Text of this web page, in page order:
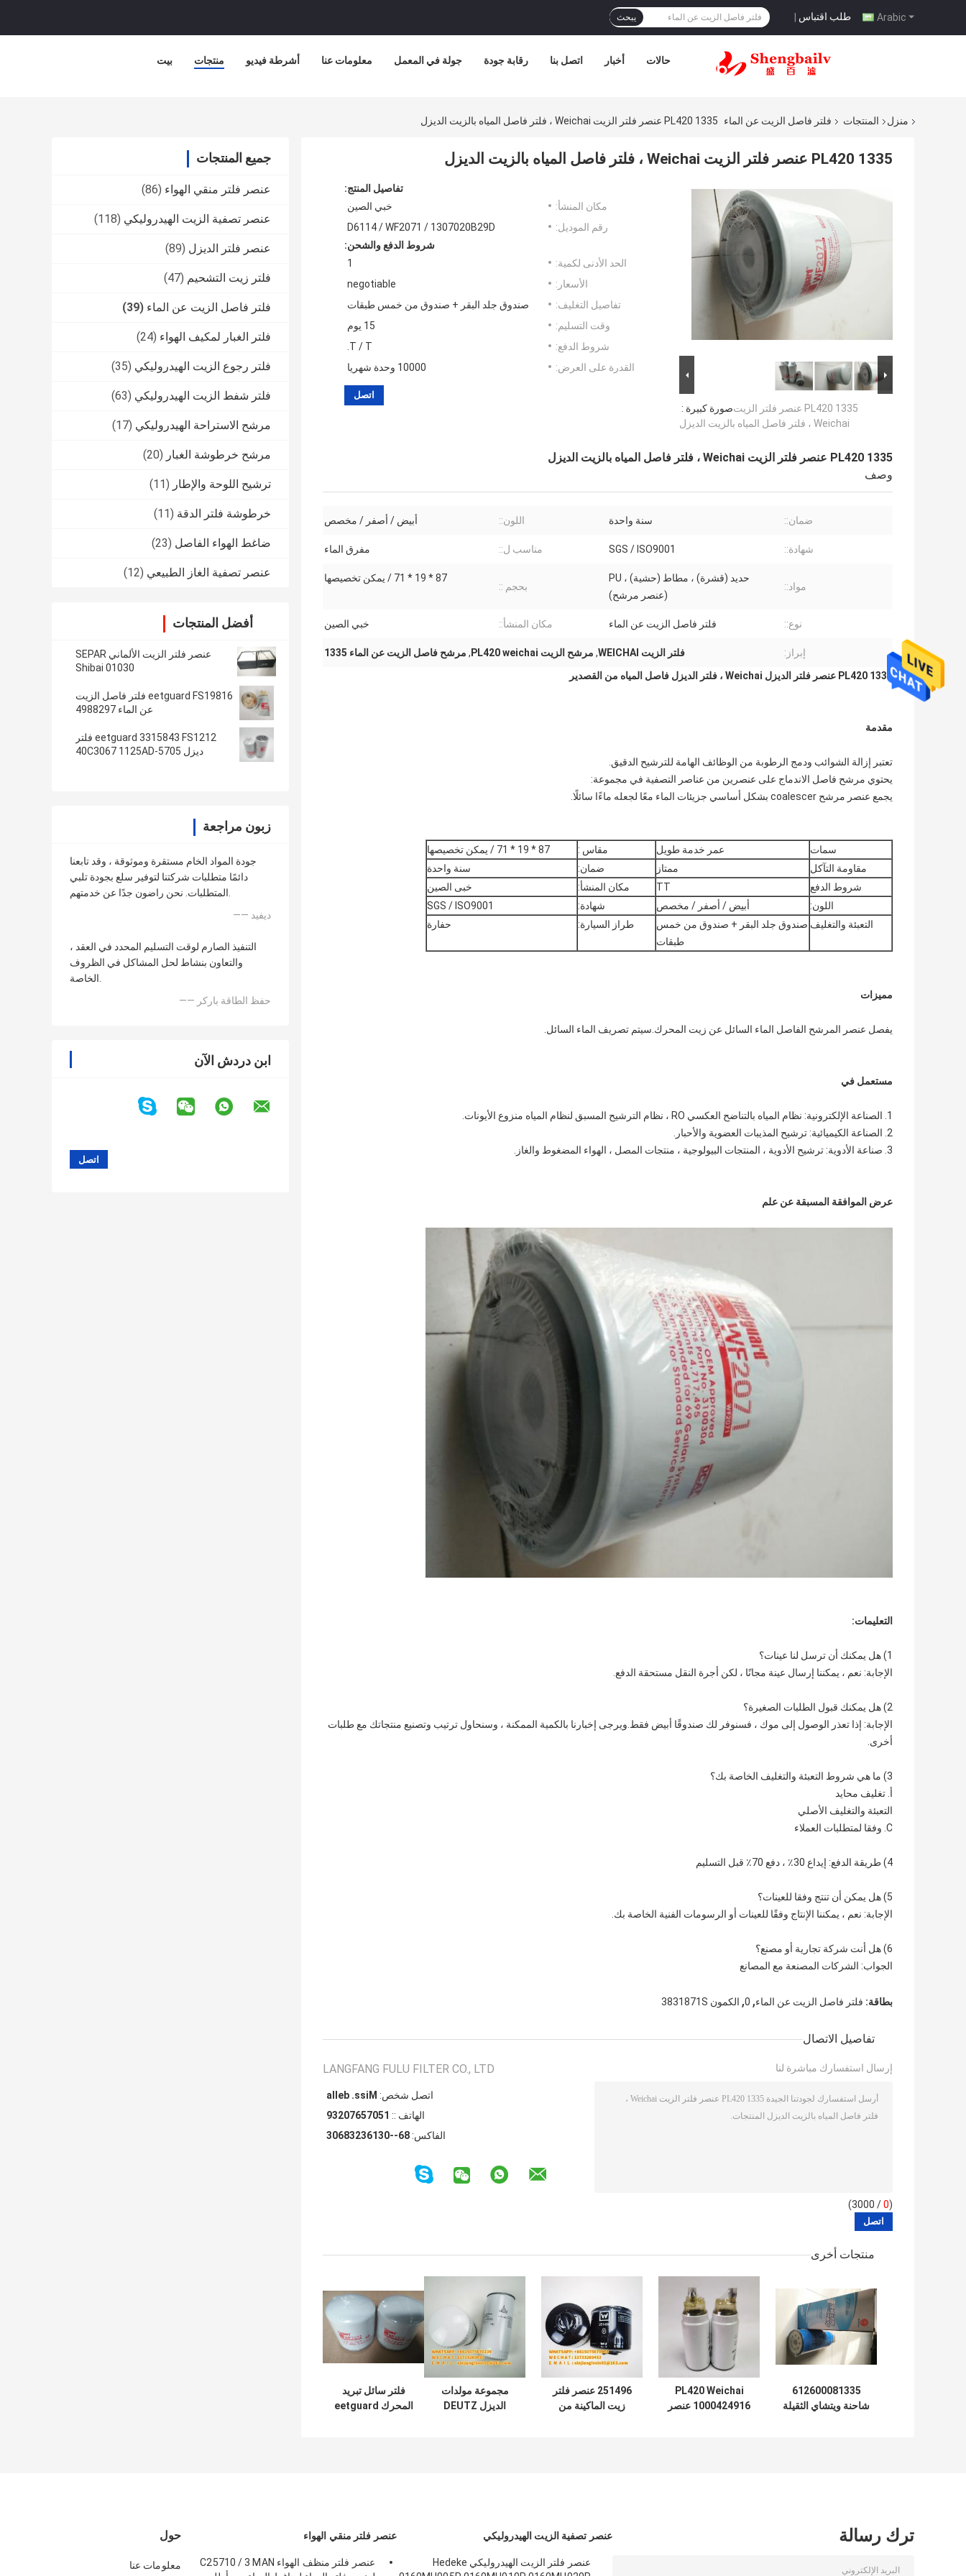
Arabic طلب اقتباس | يبحث
بيت منتجات أشرطة فيديو معلومات عنا جولة في المعمل رقابة جودة اتصل بنا أخبار حالات
منزل المنتجات فلتر فاصل الزيت عن الماء 1335 PL420 عنصر فلتر الزيت Weichai ، فلتر فاصل المياه بالزيت الديزل
جميع المنتجات
عنصر فلتر منقي الهواء (86)
عنصر تصفية الزيت الهيدروليكي (118)
عنصر فلتر الديزل (89)
فلتر زيت التشحيم (47)
فلتر فاصل الزيت عن الماء (39)
فلتر الغبار لمكيف الهواء (24)
فلتر رجوع الزيت الهيدروليكي (35)
فلتر شفط الزيت الهيدروليكي (63)
مرشح الاستراحة الهيدروليكي (17)
مرشح خرطوشة الغبار (20)
ترشيح اللوحة والإطار (11)
خرطوشة فلتر الدقة (11)
ضاغط الهواء الفاصل (23)
عنصر تصفية الغاز الطبيعي (12)
أفضل المنتجات
عنصر فلتر الزيت الألماني SEPAR
Shibai 01030
eetguard FS19816 فلتر فاصل الزيت
عن الماء 4988297
eetguard 3315843 FS1212 فلتر
ديزل 40C3067 1125AD-5705
زبون مراجعة
جودة المواد الخام مستقرة وموثوقة ، وقد تابعنا
دائمًا متطلبات شركتنا لتوفير سلع بجودة تلبي
المتطلبات. نحن راضون جدًا عن خدمتهم.
—— ديفيد
التنفيذ الصارم لوقت التسليم المحدد في العقد ،
والتعاون بنشاط لحل المشاكل في الظروف
الخاصة.
—— حفظ الطاقة باركر
ابن دردش الآن
1335 PL420 عنصر فلتر الزيت Weichai ، فلتر فاصل المياه بالزيت الديزل
صورة كبيرة :1335 PL420 عنصر فلتر الزيت
Weichai ، فلتر فاصل المياه بالزيت الديزل
تفاصيل المنتج:
مكان المنشأ:
خبي الصين
رقم الموديل:
D6114 / WF2071 / 1307020B29D
شروط الدفع والشحن:
الحد الأدنى لكمية:
1
الأسعار:
negotiable
تفاصيل التغليف:
صندوق جلد البقر + صندوق من خمس طبقات
وقت التسليم:
15 يوم
شروط الدفع:
T / T.
القدرة على العرض:
10000 وحدة شهريا
اتصل
1335 PL420 عنصر فلتر الزيت Weichai ، فلتر فاصل المياه بالزيت الديزل
وصف
ضمان:: سنة واحدة اللون:: أبيض / أصفر / مخصص
شهادة:: SGS / ISO9001 مناسب ل:: مفرق الماء
مواد::
حديد (قشرة) ، مطاط (حشية) ، PU
(عنصر مرشح)
بحجم ::
87 * 19 * 71 / يمكن تخصيصها
نوع:: فلتر فاصل الزيت عن الماء مكان المنشأ:: خبي الصين
إبراز: فلتر الزيت WEICHAI , مرشح الزيت PL420 weichai , مرشح فاصل الزيت عن الماء 1335
1335 PL420 عنصر فلتر الديزل Weichai ، فلتر الديزل فاصل المياه من القصدير
مقدمة
تعتبر إزالة الشوائب ودمج الرطوبة من الوظائف الهامة للترشيح الدقيق.
يحتوي مرشح فاصل الاندماج على عنصرين من عناصر التصفية في مجموعة:
يجمع عنصر مرشح coalescer بشكل أساسي جزيئات الماء معًا لجعله ماءًا سائلًا.
سمات عمر خدمة طويل مقاس :
87 * 19 * 71 / يمكن تخصيصها
مقاومة التآكل
ممتاز ضمان:
سنة واحدة
شروط الدفع
TT مكان المنشأ:
خبى الصين
اللون:
أبيض / أصفر / مخصص شهادة:
SGS / ISO9001
التعبئة والتغليف صندوق جلد البقر + صندوق من خمس
طبقات
طراز السيارة: حفارة
مميزات
يفصل عنصر المرشح الفاصل الماء السائل عن زيت المحرك.سيتم تصريف الماء السائل.
مستعمل في
1. الصناعة الإلكترونية: نظام المياه بالتناضح العكسي RO ، نظام الترشيح المسبق لنظام المياه منزوع الأيونات.
2. الصناعة الكيميائية: ترشيح المذيبات العضوية والأحبار.
3. صناعة الأدوية: ترشيح الأدوية ، المنتجات البيولوجية ، منتجات المصل ، الهواء المضغوط والغاز.
عرض الموافقة المسبقة عن علم
التعليمات:
1) هل يمكنك أن ترسل لنا عينات؟
الإجابة: نعم ، يمكننا إرسال عينة مجانًا ، لكن أجرة النقل مستحقة الدفع.
2) هل يمكنك قبول الطلبات الصغيرة؟
الإجابة: إذا تعذر الوصول إلى موك ، فسنوفر لك صندوقًا أبيض فقط.ويرجى إخبارنا بالكمية الممكنة ، وسنحاول ترتيب وتصنيع منتجاتك مع طلبات
أخرى.
3) ما هي شروط التعبئة والتغليف الخاصة بك؟
أ. تغليف محايد
التعبئة والتغليف الأصلي
C. وفقا لمتطلبات العملاء
4) طريقة الدفع: إيداع 30٪ ، دفع 70٪ قبل التسليم
5) هل يمكن أن تنتج وفقا للعينات؟
الإجابة: نعم ، يمكننا الإنتاج وفقًا للعينات أو الرسومات الفنية الخاصة بك.
6) هل أنت شركة تجارية أو مصنع؟
الجواب: الشركات المصنعة مع المصانع
بطاقة: فلتر فاصل الزيت عن الماء,
0
, الكمون 3831871S
تفاصيل الاتصال
LANGFANG FULU FILTER CO., LTD
اتصل شخص: Miss. bella
الهاتف :: 15075670239
الفاكس: 86--03163238603
إرسال استفسارك مباشرة لنا
(
0
/ 3000)
منتجات أخرى
612600081335
شاحنة ويتشاي الثقيلة
PL420 Weichai
1000424916 عنصر
251496 عنصر فلتر
زيت الماكينة من
مجموعة مولدات
الديزل DEUTZ
فلتر سائل تبريد
المحرك eetguard
حول
معلومات عنا
عنصر فلتر منقي الهواء
عنصر فلتر منظف الهواء C25710 / 3 MAN
عنصر تصفية الزيت الهيدروليكي
عنصر فلتر الزيت الهيدروليكي Hedeke
ترك رسالة